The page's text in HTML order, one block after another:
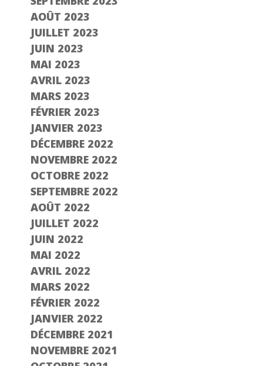
AOÛT 2023
JUILLET 2023
JUIN 2023
MAI 2023
AVRIL 2023
MARS 2023
FÉVRIER 2023
JANVIER 2023
DÉCEMBRE 2022
NOVEMBRE 2022
OCTOBRE 2022
SEPTEMBRE 2022
AOÛT 2022
JUILLET 2022
JUIN 2022
MAI 2022
AVRIL 2022
MARS 2022
FÉVRIER 2022
JANVIER 2022
DÉCEMBRE 2021
NOVEMBRE 2021